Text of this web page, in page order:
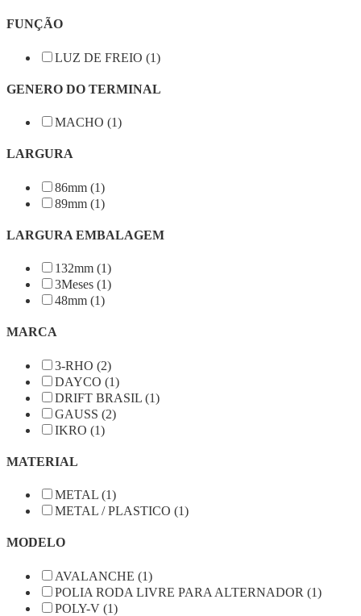
FUNÇÃO
LUZ DE FREIO (1)
GENERO DO TERMINAL
MACHO (1)
LARGURA
86mm (1)
89mm (1)
LARGURA EMBALAGEM
132mm (1)
3Meses (1)
48mm (1)
MARCA
3-RHO (2)
DAYCO (1)
DRIFT BRASIL (1)
GAUSS (2)
IKRO (1)
MATERIAL
METAL (1)
METAL / PLASTICO (1)
MODELO
AVALANCHE (1)
POLIA RODA LIVRE PARA ALTERNADOR (1)
POLY-V (1)